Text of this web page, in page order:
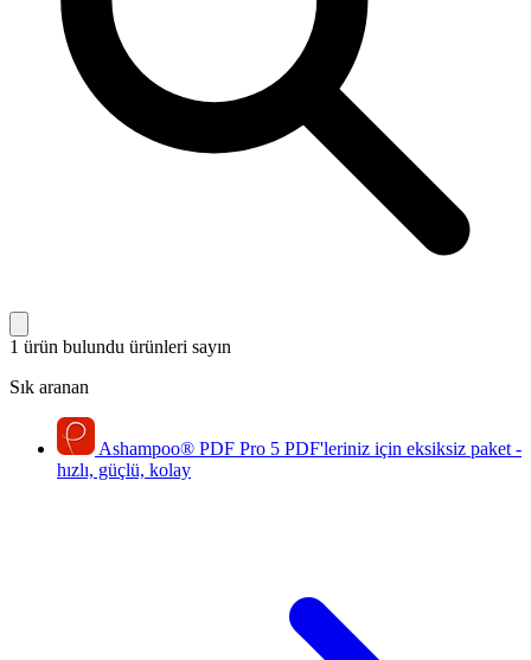
1 ürün bulundu ürünleri sayın
Sık aranan
Ashampoo® PDF Pro 5 PDF'leriniz için eksiksiz paket -
hızlı, güçlü, kolay